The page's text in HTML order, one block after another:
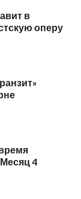
в
оперу
4